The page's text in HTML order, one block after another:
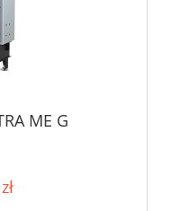
ME G